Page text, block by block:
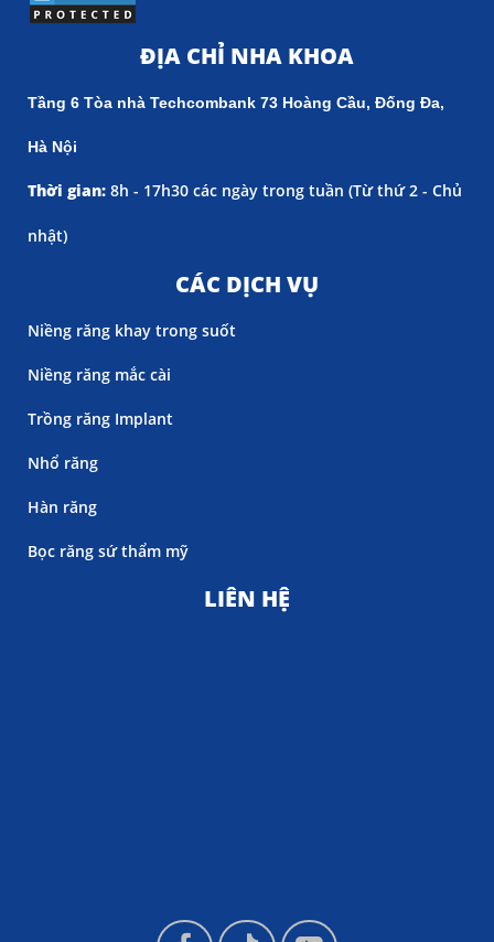
ĐỊA CHỈ NHA KHOA
Tầng 6 Tòa nhà Techcombank 73 Hoàng Cầu, Đống Đa,
Hà Nội
Thời gian: 8h - 17h30 các ngày trong tuần (Từ thứ 2 - Chủ
nhật)
CÁC DỊCH VỤ
Niềng răng khay trong suốt
Niềng răng mắc cài
Trồng răng Implant
Nhổ răng
Hàn răng
Bọc răng sứ thẩm mỹ
LIÊN HỆ